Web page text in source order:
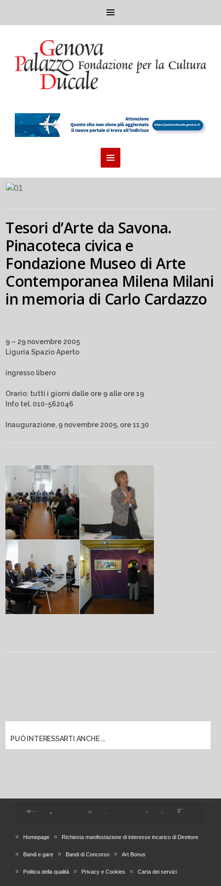
Tesori d’Arte da Savona.
Pinacoteca civica e
Fondazione Museo di Arte
Contemporanea Milena Milani
in memoria di Carlo Cardazzo
9 – 29 novembre 2005
Liguria Spazio Aperto
ingresso libero
Orario: tutti i giorni dalle ore 9 alle ore 19
Info tel. 010-562046
Inaugurazione, 9 novembre 2005, ore 11.30
PUÒ INTERESSARTI ANCHE ...
Homepage Richiesta manifestazione di interesse incarico di Direttore
Bandi e gare Bandi di Concorso Art Bonus
Politica della qualità Privacy e Cookies Carta dei servizi